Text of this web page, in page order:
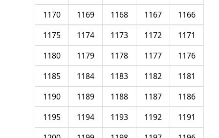
1166
1167
1168
1169
1170
1171
1172
1173
1174
1175
1176
1177
1178
1179
1180
1181
1182
1183
1184
1185
1186
1187
1188
1189
1190
1191
1192
1193
1194
1195